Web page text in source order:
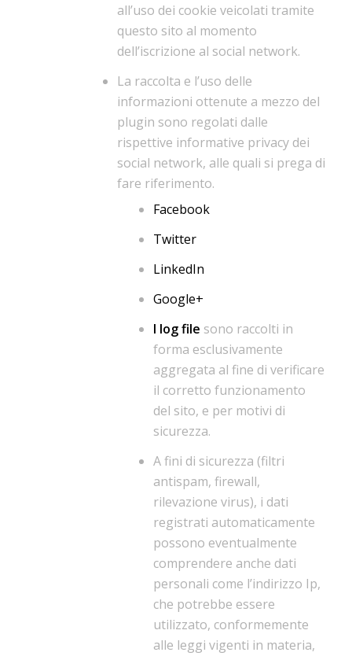
all’uso dei cookie veicolati tramite
questo sito al momento
dell’iscrizione al social network.
La raccolta e l’uso delle
informazioni ottenute a mezzo del
plugin sono regolati dalle
rispettive informative privacy dei
social network, alle quali si prega di
fare riferimento.
Facebook
Twitter
LinkedIn
Google+
I log file sono raccolti in
forma esclusivamente
aggregata al fine di verificare
il corretto funzionamento
del sito, e per motivi di
sicurezza.
A fini di sicurezza (filtri
antispam, firewall,
rilevazione virus), i dati
registrati automaticamente
possono eventualmente
comprendere anche dati
personali come l’indirizzo Ip,
che potrebbe essere
utilizzato, conformemente
alle leggi vigenti in materia,